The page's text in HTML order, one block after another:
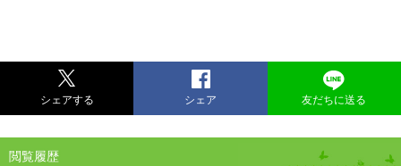
シェアする シェア 友だちに送る
閲覧履歴